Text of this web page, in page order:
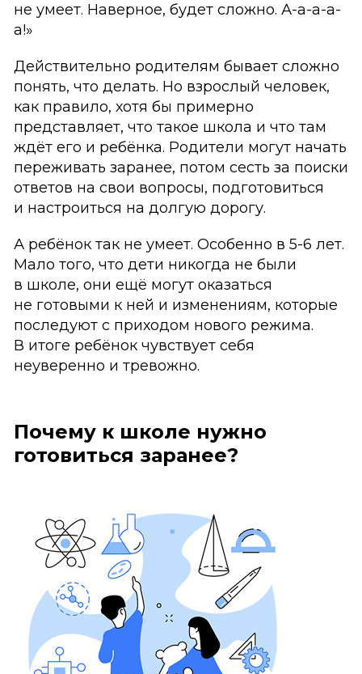
не умеет. Наверное, будет сложно. А-а-а-а-
а!»
Действительно родителям бывает сложно
понять, что делать. Но взрослый человек,
как правило, хотя бы примерно
представляет, что такое школа и что там
ждёт его и ребёнка. Родители могут начать
переживать заранее, потом сесть за поиски
ответов на свои вопросы, подготовиться
и настроиться на долгую дорогу.
А ребёнок так не умеет. Особенно в 5-6 лет.
Мало того, что дети никогда не были
в школе, они ещё могут оказаться
не готовыми к ней и изменениям, которые
последуют с приходом нового режима.
В итоге ребёнок чувствует себя
неуверенно и тревожно.
Почему к школе нужно
готовиться заранее?